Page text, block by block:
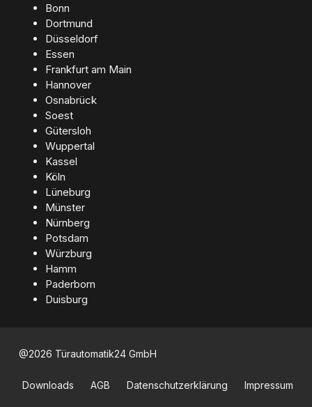
Bonn
Dortmund
Düsseldorf
Essen
Frankfurt am Main
Hannover
Osnabrück
Soest
Gütersloh
Wuppertal
Kassel
Köln
Lüneburg
Münster
Nürnberg
Potsdam
Würzburg
Hamm
Paderborn
Duisburg
@2026 Türautomatik24 GmbH
Downloads AGB Datenschutzerklärung Impressum